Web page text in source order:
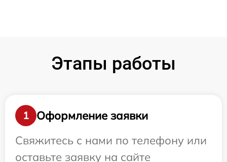
Этапы работы
1
Оформление заявки
Свяжитесь с нами по телефону или
оставьте заявку на сайте